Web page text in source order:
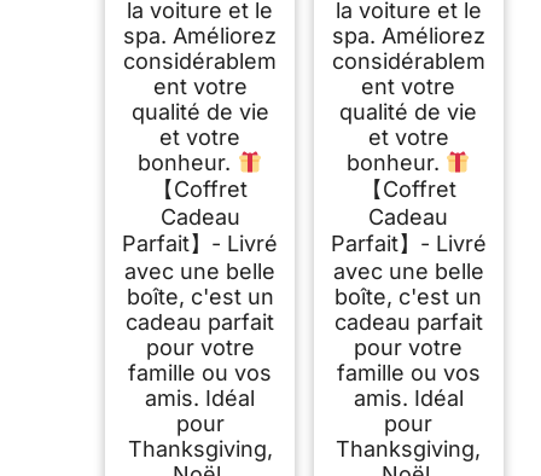
la voiture et le
spa. Améliorez
considérablem
ent votre
qualité de vie
et votre
bonheur.
【Coffret
Cadeau
Parfait】- Livré
avec une belle
boîte, c'est un
cadeau parfait
pour votre
famille ou vos
amis. Idéal
pour
Thanksgiving,
la voiture et le
spa. Améliorez
considérablem
ent votre
qualité de vie
et votre
bonheur.
【Coffret
Cadeau
Parfait】- Livré
avec une belle
boîte, c'est un
cadeau parfait
pour votre
famille ou vos
amis. Idéal
pour
Thanksgiving,